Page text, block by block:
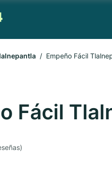
Empeño Fácil
Fácil